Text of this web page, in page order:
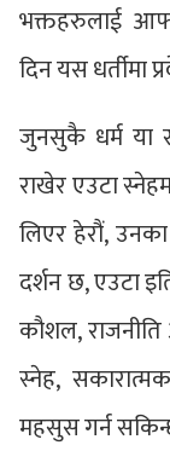
भक्तहरुलाई
दिन यस धर्तीमा
जुनसुकै धर्म या
राखेर एउटा
लिएर हेरौं,
दर्शन छ, एउटा
कौशल,
स्नेह,
महसुस गर्न